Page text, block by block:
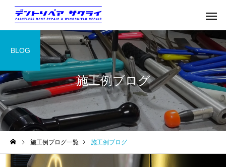
施工例ブログ
BLOG
施工例ブログ一覧 施工例ブログ